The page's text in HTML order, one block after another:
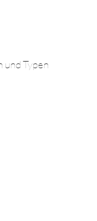
und Typen